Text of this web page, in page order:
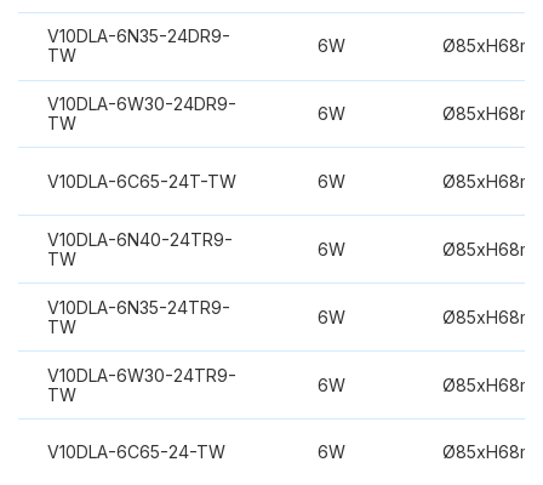
V10DLA-6N35-24DR9-
TW
6W
V10DLA-6W30-24DR9-
TW
6W
V10DLA-6C65-24T-TW 6W
V10DLA-6N40-24TR9-
TW
6W
V10DLA-6N35-24TR9-
TW
6W
V10DLA-6W30-24TR9-
TW
6W
V10DLA-6C65-24-TW 6W